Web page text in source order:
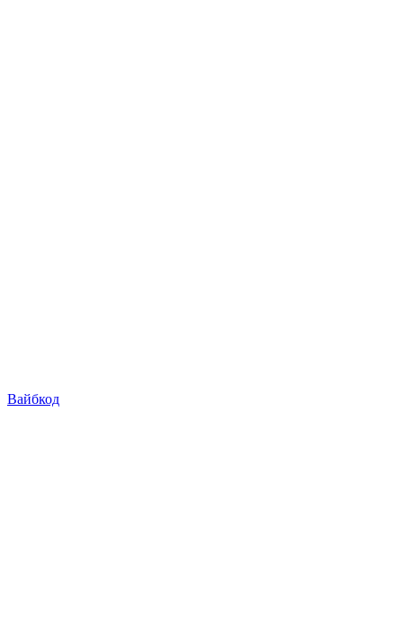
Вайбкод